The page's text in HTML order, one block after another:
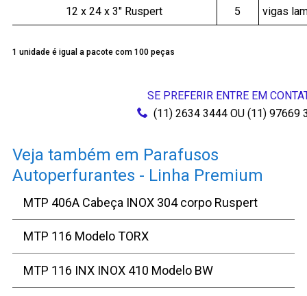
12 x 24 x 3" Ruspert
5 vigas
1 unidade é igual a pacote com 100 peças
SE PREFERIR ENTRE EM
(11) 2634 3444 OU(11) 97669
Veja também em Parafusos
Autoperfurantes - Linha Premium
MTP 406A Cabeça INOX 304 corpo Ruspert
MTP 116 Modelo TORX
MTP 116 INX INOX 410 Modelo BW